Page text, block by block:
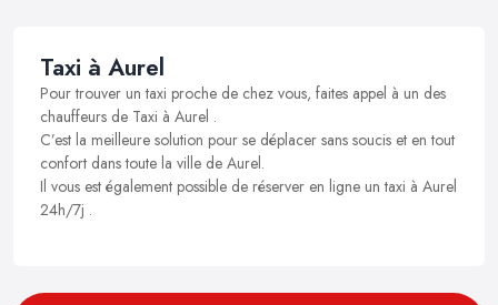
Taxi à Aurel
Pour trouver un taxi proche de chez vous, faites appel à un des
chauffeurs de Taxi à Aurel .
C’est la meilleure solution pour se déplacer sans soucis et en tout
confort dans toute la ville de Aurel.
Il vous est également possible de réserver en ligne un taxi à Aurel
24h/7j .